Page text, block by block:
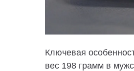
Ключевая
вес 198 грамм в